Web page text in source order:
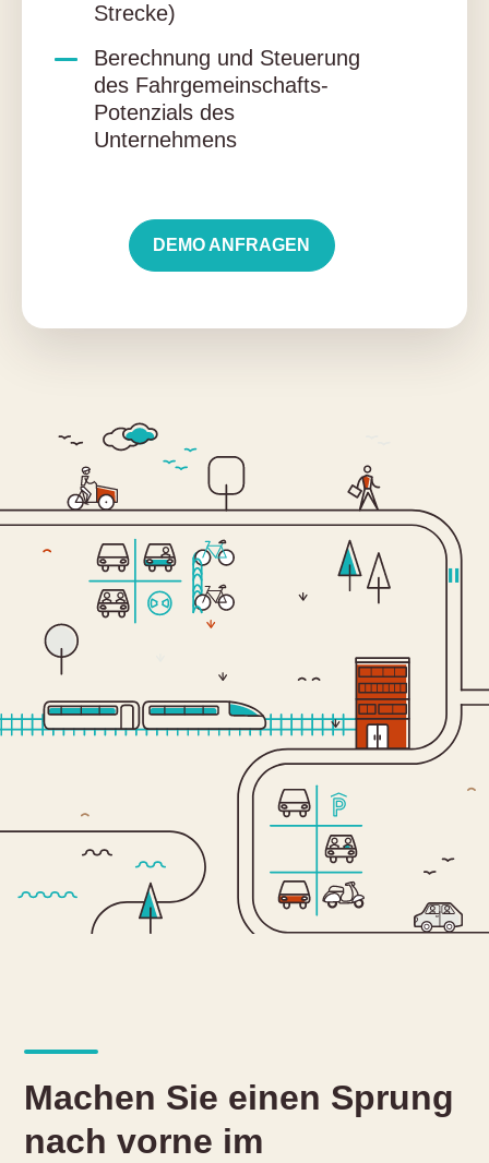
Strecke)
Berechnung und Steuerung
des Fahrgemeinschafts-
Potenzials des
Unternehmens
DEMO ANFRAGEN
Machen Sie einen Sprung
nach vorne im